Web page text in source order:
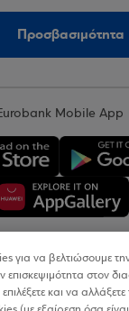
Προσβασιμότητα
Mobile App
Copyright © 2026
για να βελτιώσουμε
στον
και να αλλάξετε